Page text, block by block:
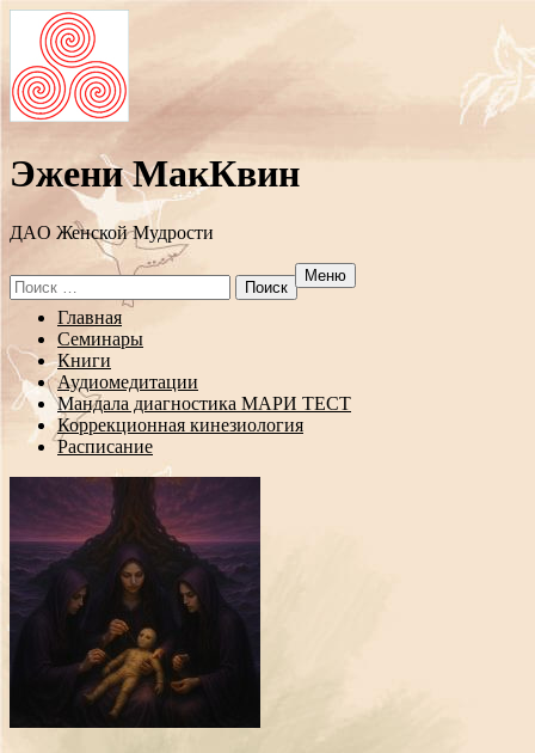
Эжени МакКвин
ДAO Женской Мудрости
Search
for:
Меню
Перейти
содержанию
Главная
Семинары
Книги
Аудиомедитации
Мандала диагностика МАРИ ТЕСТ
Коррекционная кинезиология
Расписание